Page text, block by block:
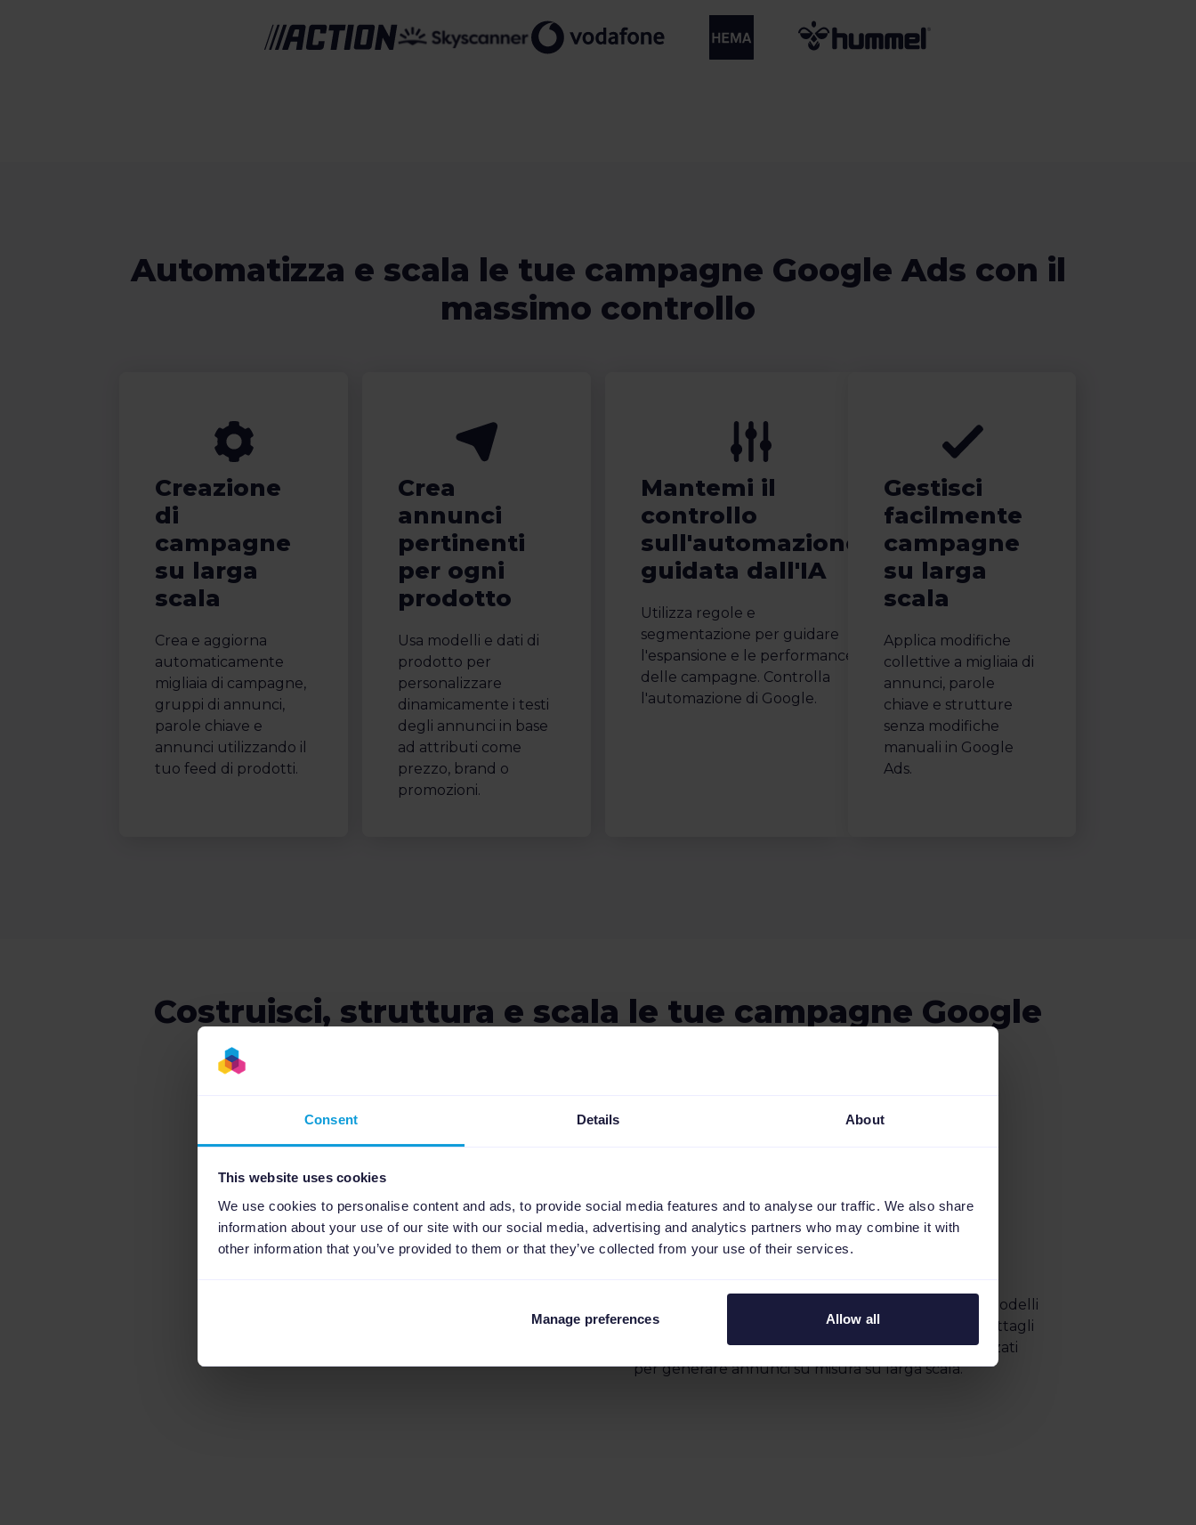
Consent Details About
This website uses cookies
We use cookies to personalise content and ads, to provide social media features and to analyse our traffic. We also share
information about your use of our site with our social media, advertising and analytics partners who may combine it with
other information that you’ve provided to them or that they’ve collected from your use of their services.
Manage preferences Allow all
Automatizza e scala le tue campagne Google Ads con il
massimo controllo
Creazione
di
campagne
su larga
scala
Crea e aggiorna
automaticamente
migliaia di campagne,
gruppi di annunci,
parole chiave e
annunci utilizzando il
tuo feed di prodotti.
Crea
annunci
pertinenti
per ogni
prodotto
Usa modelli e dati di
prodotto per
personalizzare
dinamicamente i testi
degli annunci in base
ad attributi come
prezzo, brand o
promozioni.
Mantemi il
controllo
sull'automazione
guidata dall'IA
Utilizza regole e
segmentazione per guidare
l'espansione e le performance
delle campagne. Controlla
l'automazione di Google.
Gestisci
facilmente
campagne
su larga
scala
Applica modifiche
collettive a migliaia di
annunci, parole
chiave e strutture
senza modifiche
manuali in Google
Ads.
Costruisci, struttura e scala le tue campagne Google
Ads con la PPC optimization automatizzata
Genera automaticamente
campagne di ricerca dal tuo
feed di prodotti
Crea migliaia di Google Ads pertinenti utilizzando modelli
e i dati dei tuoi prodotti. Inserisci dinamicamente dettagli
come prezzo, promozioni, stock e campi personalizzati
per generare annunci su misura su larga scala.